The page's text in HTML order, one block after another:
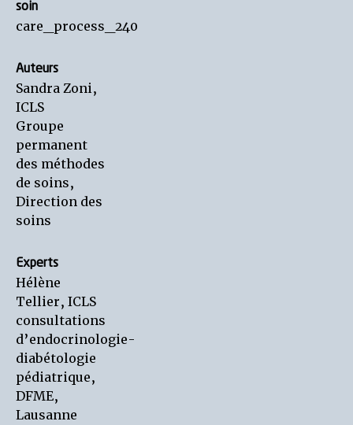
soin
care_process_240
Auteurs
Sandra Zoni,
ICLS
Groupe
permanent
des méthodes
de soins,
Direction des
soins
Experts
Hélène
Tellier, ICLS
consultations
d’endocrinologie-
diabétologie
pédiatrique,
DFME,
Lausanne